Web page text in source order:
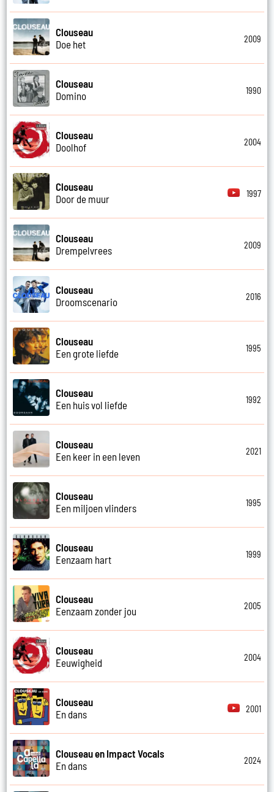
Clouseau
Doe het
2009
Clouseau
Domino
1990
Clouseau
Doolhof
2004
Clouseau
Door de muur
1997
Clouseau
Drempelvrees
2009
Clouseau
Droomscenario
2016
Clouseau
Een grote liefde
1995
Clouseau
Een huis vol liefde
1992
Clouseau
Een keer in een leven
2021
Clouseau
Een miljoen vlinders
1995
Clouseau
Eenzaam hart
1999
Clouseau
Eenzaam zonder jou
2005
Clouseau
Eeuwigheid
2004
Clouseau
En dans
2001
Clouseau en Impact Vocals
En dans
2024